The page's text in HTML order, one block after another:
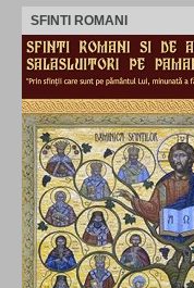
SFINTI ROMANI